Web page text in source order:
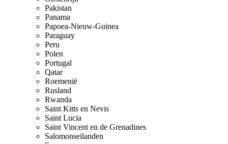
Pakistan
Panama
Papoea-Nieuw-Guinea
Paraguay
Peru
Polen
Portugal
Qatar
Roemenië
Rusland
Rwanda
Saint Kitts en Nevis
Saint Lucia
Saint Vincent en de Grenadines
Salomonseilanden